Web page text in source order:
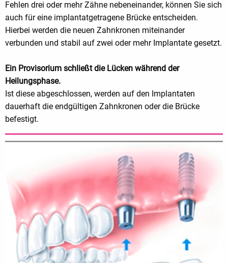
Fehlen drei oder mehr Zähne nebeneinander, können Sie sich
auch für eine implantatgetragene Brücke entscheiden.
Hierbei werden die neuen Zahnkronen miteinander
verbunden und stabil auf zwei oder mehr Implantate gesetzt.
Ein Provisorium schließt die Lücken während der
Heilungsphase.
Ist diese abgeschlossen, werden auf den Implantaten
dauerhaft die endgültigen Zahnkronen oder die Brücke
befestigt.